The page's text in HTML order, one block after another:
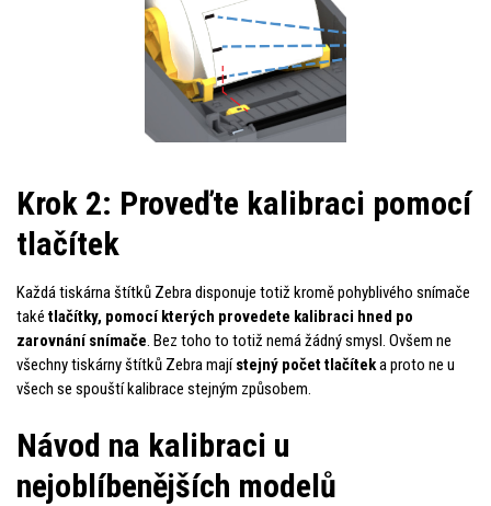
Krok 2: Proveďte kalibraci pomocí
tlačítek
Každá tiskárna štítků Zebra disponuje totiž kromě pohyblivého snímače
také tlačítky, pomocí kterých provedete kalibraci hned po
zarovnání snímače. Bez toho to totiž nemá žádný smysl. Ovšem ne
všechny tiskárny štítků Zebra majístejný počet tlačíteka proto ne u
všech se spouští kalibrace stejným způsobem.
Návod na kalibraci u
nejoblíbenějších modelů